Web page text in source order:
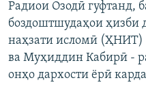
Радиои Озодӣ гуфтанд,
боздоштшудаҳои ҳизби
наҳзати исломӣ
ва Муҳиддин Кабирӣ -
онҳо дархости ёрӣ